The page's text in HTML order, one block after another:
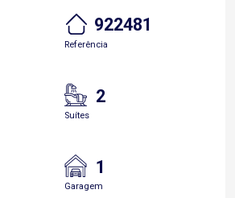
922481
Referência
2
Suítes
1
Garagem